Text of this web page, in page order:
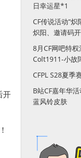
开
日幸运星*1
CF传说活动“
炽阳、邀请码
8月CF网吧特权
Colt1911-小故
CFPL S28夏季
B站CF嘉年华
蓝风铃皮肤